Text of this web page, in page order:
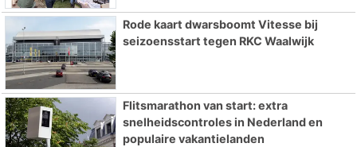
Rode kaart dwarsboomt Vitesse bij
seizoensstart tegen RKC Waalwijk
Flitsmarathon van start: extra
snelheidscontroles in Nederland en
populaire vakantielanden